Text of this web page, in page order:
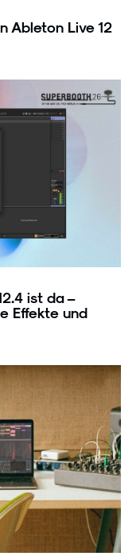
Ableton Live 12
ist da –
Effekte und